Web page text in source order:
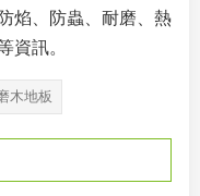
焰、防蟲、耐磨、熱
資訊。
木地板